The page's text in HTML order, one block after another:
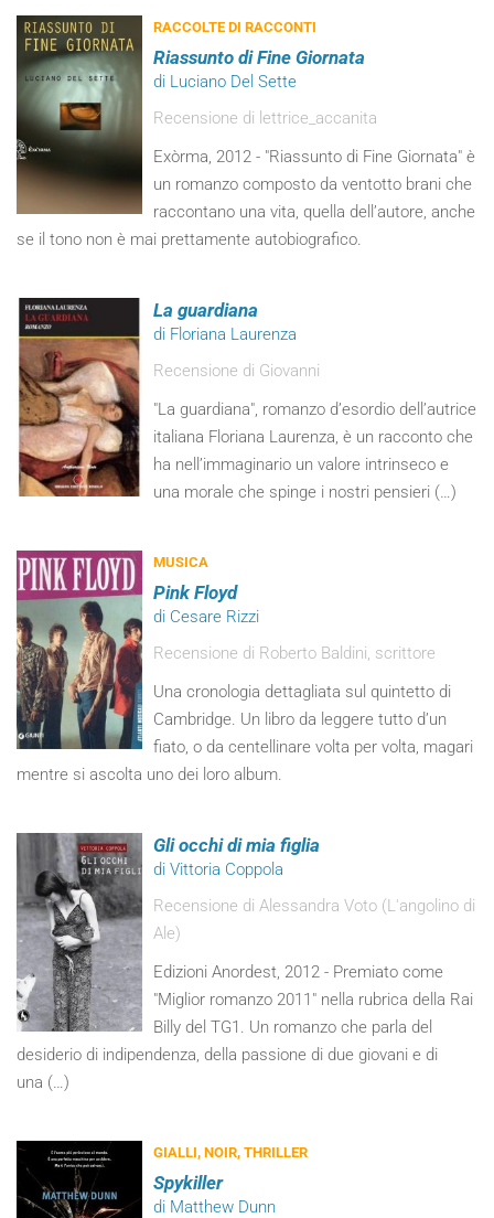
RACCOLTE DI RACCONTI
Riassunto di Fine Giornata
di Luciano Del Sette
Recensione di lettrice_accanita
Exòrma, 2012 - "Riassunto di Fine Giornata" è
un romanzo composto da ventotto brani che
raccontano una vita, quella dell’autore, anche
se il tono non è mai prettamente autobiografico.
La guardiana
di Floriana Laurenza
Recensione di Giovanni
"La guardiana", romanzo d’esordio dell’autrice
italiana Floriana Laurenza, è un racconto che
ha nell’immaginario un valore intrinseco e
una morale che spinge i nostri pensieri (…)
MUSICA
Pink Floyd
di Cesare Rizzi
Recensione di Roberto Baldini, scrittore
Una cronologia dettagliata sul quintetto di
Cambridge. Un libro da leggere tutto d’un
fiato, o da centellinare volta per volta, magari
mentre si ascolta uno dei loro album.
Gli occhi di mia figlia
di Vittoria Coppola
Recensione di Alessandra Voto (L'angolino di
Ale)
Edizioni Anordest, 2012 - Premiato come
"Miglior romanzo 2011" nella rubrica della Rai
Billy del TG1. Un romanzo che parla del
desiderio di indipendenza, della passione di due giovani e di
una (…)
GIALLI, NOIR, THRILLER
Spykiller
di Matthew Dunn